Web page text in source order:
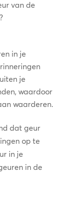
van de
in je
je
waardoor
waarderen.
dat geur
op te
in je
in de